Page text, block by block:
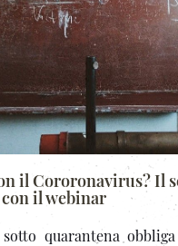
il Cororonavirus? Il
il webinar
quarantena